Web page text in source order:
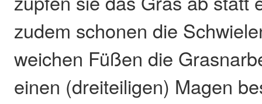
zudem schonen die
weichen Füßen die
einen (dreiteiligen) Magen